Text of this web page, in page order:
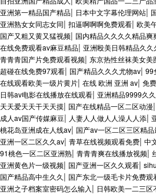
亚洲第一精品国产精品| 日本中文字幕伦理网站|
亚洲熟女女同志女同| 扣逼啊啊啊免费观看| 欧美
国产又粗又黄又猛视频| 国内精品久久久久精品爽
在线免费观看av麻豆精品| 亚洲殴美日韩精品久久
青青青国产片免费观看视频| 东京热性丝袜美女美
超碰在线免费97观看| 国产精品久久久尤物av| 99
在线观看欧美一级片黄片| 在线 欧洲 亚洲 av| 免
日韩av电影在线播放在线观看| 亚洲精品9999久
天天爱天天干天天摸| 国产在线精品一区二区动漫|
成人av国产传媒麻豆| 人妻人人做人人澡人人添|
桃花岛亚洲成在人线av| 国产av一区二区三区精
亚洲一区二区久久av| 青草在线视频观看免费| 中
91桃色一区二区亚洲熟| 青青青爽在线播放视频|
亚洲黄色片一级视频| 国产亚洲一区久久观看|
国产精品高中生久久| 国产东北一级毛卡片免费观
亚洲之子档案室密码怎么输入| 日韩欧美一二三区